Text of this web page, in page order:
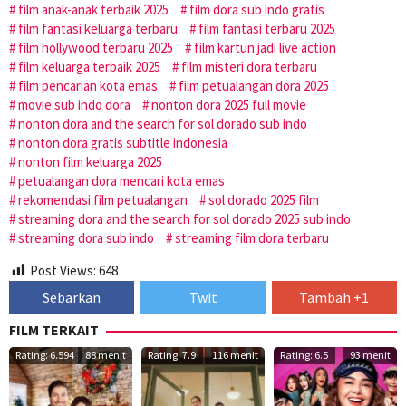
film anak-anak terbaik 2025
film dora sub indo gratis
film fantasi keluarga terbaru
film fantasi terbaru 2025
film hollywood terbaru 2025
film kartun jadi live action
film keluarga terbaik 2025
film misteri dora terbaru
film pencarian kota emas
film petualangan dora 2025
movie sub indo dora
nonton dora 2025 full movie
nonton dora and the search for sol dorado sub indo
nonton dora gratis subtitle indonesia
nonton film keluarga 2025
petualangan dora mencari kota emas
rekomendasi film petualangan
sol dorado 2025 film
streaming dora and the search for sol dorado 2025 sub indo
streaming dora sub indo
streaming film dora terbaru
Post Views: 648
Sebarkan Twit
Tambah +1
FILM TERKAIT
Rating: 6.594 88 menit Rating: 7.9 116 menit Rating: 6.5 93 menit